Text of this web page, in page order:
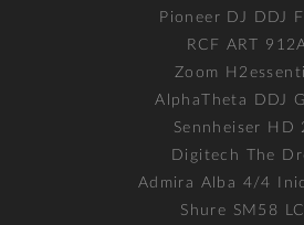
Pioneer DJ DDJ
RCF ART
Zoom
AlphaTheta DDJ
Sennheiser HD
Digitech The
Admira Alba 4/4
Shure SM58